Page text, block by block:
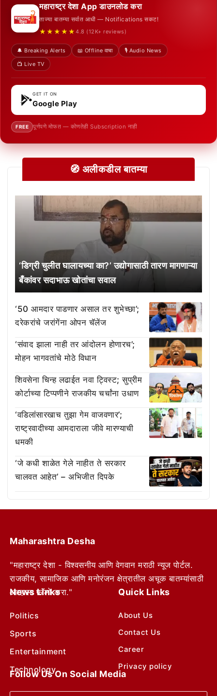
महाराष्ट्र देशा App डाउनलोड करा
ताज्या बातम्या सर्वात आधी — Notifications सकट!
★★★★★ 4.8 (12K+ reviews)
🔔 Breaking Alerts 📖 Offline वाचा
🎙️ Audio News
📺 Live TV
GET IT ON
Google Play
FREE पूर्णपणे मोफत — कोणतेही Subscription नाही
🧭 अलीकडील बातम्या
‘डिग्री चुलीत घालायच्या का?’ उद्योगासाठी तारण मागणाऱ्या
बँकांवर सदाभाऊ खोतांचा सवाल
‘50 आमदार पाडणार असाल तर शुभेच्छा’;
दरेकरांचे जरांगेंना ओपन चॅलेंज
‘संवाद झाला नाही तर आंदोलन होणारच’;
मोहन भागवतांचे मोठे विधान
शिवसेना चिन्ह लढाईत नवा ट्विस्ट; सुप्रीम
कोर्टाच्या टिप्पणीने राजकीय चर्चांना उधाण
‘वडिलांसारखाच तुझा गेम वाजवणार’;
राष्ट्रवादीच्या आमदाराला जीवे मारण्याची
धमकी
‘जे कधी शाळेत गेले नाहीत ते सरकार
चालवत आहेत’ – अभिजीत दिपके
Maharashtra Desha
"महाराष्ट्र देशा - विश्वसनीय आणि वेगवान मराठी न्यूज पोर्टल.
राजकीय, सामाजिक आणि मनोरंजन क्षेत्रातील अचूक बातम्यांसाठी
आम्हाला फॉलो करा."
News Links
Politics
Sports
Entertainment
Technology
Quick Links
About Us
Contact Us
Career
Privacy policy
Follow Us On Social Media